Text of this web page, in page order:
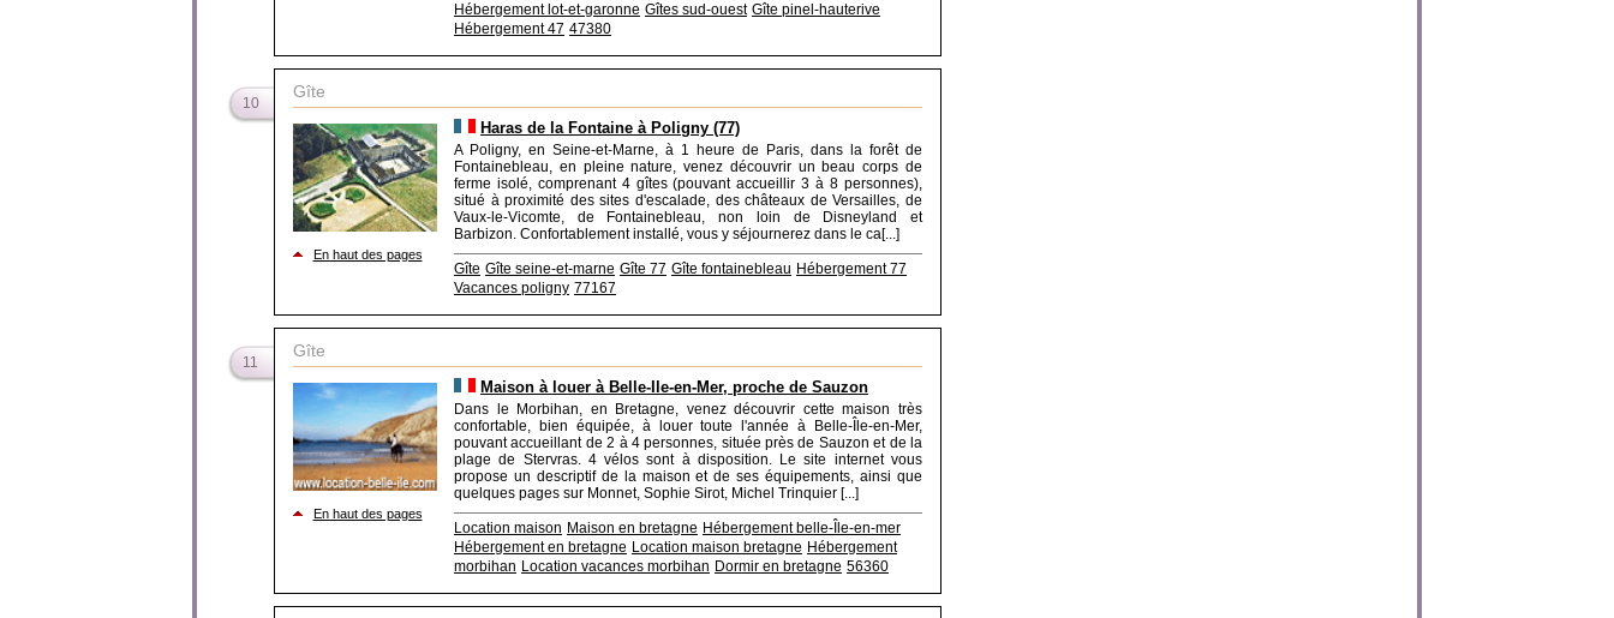
Hébergement lot-et-garonne Gîtes sud-ouest Gîte pinel-hauterive
Hébergement 47 47380
10
Gîte
En haut des pages
Haras de la Fontaine à Poligny (77)
A Poligny, en Seine-et-Marne, à 1 heure de Paris, dans la forêt de
Fontainebleau, en pleine nature, venez découvrir un beau corps de
ferme isolé, comprenant 4 gîtes (pouvant accueillir 3 à 8 personnes),
situé à proximité des sites d'escalade, des châteaux de Versailles, de
Vaux-le-Vicomte, de Fontainebleau, non loin de Disneyland et
Barbizon. Confortablement installé, vous y séjournerez dans le ca[...]
Gîte Gîte seine-et-marne Gîte 77 Gîte fontainebleau Hébergement 77
Vacances poligny 77167
11
Gîte
En haut des pages
Maison à louer à Belle-Ile-en-Mer, proche de Sauzon
Dans le Morbihan, en Bretagne, venez découvrir cette maison très
confortable, bien équipée, à louer toute l'année à Belle-Île-en-Mer,
pouvant accueillant de 2 à 4 personnes, située près de Sauzon et de la
plage de Stervras. 4 vélos sont à disposition. Le site internet vous
propose un descriptif de la maison et de ses équipements, ainsi que
quelques pages sur Monnet, Sophie Sirot, Michel Trinquier [...]
Location maison Maison en bretagne Hébergement belle-Île-en-mer
Hébergement en bretagne Location maison bretagne Hébergement
morbihan Location vacances morbihan Dormir en bretagne 56360